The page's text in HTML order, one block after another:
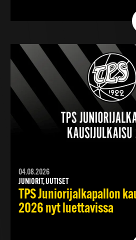
04.08.2026
JUNIORIT, UUTISET
TPS Juniorijalkapallon
2026 nyt luettavissa